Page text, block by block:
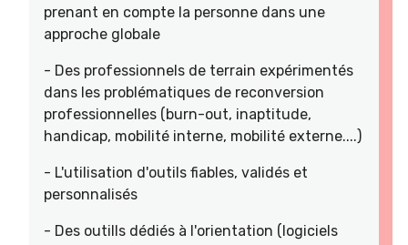
prenant en compte la personne dans une
approche globale
- Des professionnels de terrain expérimentés
dans les problématiques de reconversion
professionnelles (burn-out, inaptitude,
handicap, mobilité interne, mobilité externe....)
- L'utilisation d'outils fiables, validés et
personnalisés
- Des outills dédiés à l'orientation (logiciels